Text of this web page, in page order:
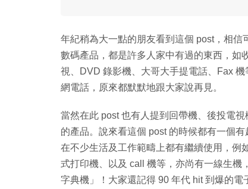
年紀稍為大一點的朋友看到這個 post，相
數碼產品，都是許多人家中有過的東西，如
視、DVD 錄影機、大哥大手提電話、Fax
網電話，原來都默默地跟大家說再見。
當然在此 post 也有人提到回帶機、後投電
的產品。說來看這個 post 的時候都有一個
在不少生活及工作範疇上都有繼續使用，例
式打印機、以及 call 機等，亦尚有一線生機
字典機」！大家還記得 90 年代 hit 到爆的